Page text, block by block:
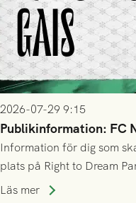
2026-07-29 9:15
Publikinformation: FC
Information för dig som
plats på Right to Dream
Läs mer